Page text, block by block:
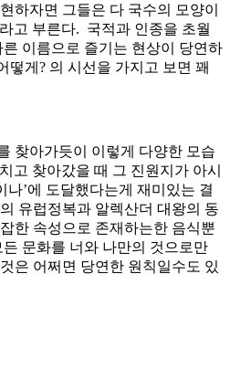
하자면 그들은 다 국수의 모양이
고 부른다. 국적과 인종을 초월
이름으로 즐기는 현상이 당연하
떻게? 의 시선을 가지고 보면 꽤
찾아가듯이 이렇게 다양한 모습
고 찾아갔을 때 그 진원지가 아시
나’에 도달했다는게 재미있는 결
유럽정복과 알렉산더 대왕의 동
한 속성으로 존재하는한 음식뿐
문화를 너와 나만의 것으로만
은 어쩌면 당연한 원칙일수도 있